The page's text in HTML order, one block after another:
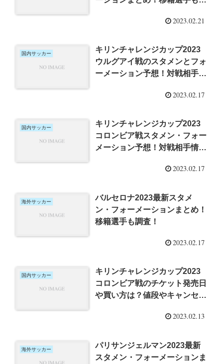
2023.02.21
国内サッカー
キリンチャレンジカップ2023
ウルグアイ戦のスタメンとフォ
ーメーション予想！対戦相手情
2023.02.17
国内サッカー
キリンチャレンジカップ2023
コロンビア戦スタメン・フォー
メーション予想！対戦相手情報
2023.02.17
海外サッカー
バルセロナ2023最新スタメ
ン・フォーメーションまとめ！
移籍選手も調査！
2023.02.17
国内サッカー
キリンチャレンジカップ2023
コロンビア戦のチケット発売日
や買い方は？値段やキャンセル
2023.02.13
海外サッカー
パリサンジェルマン2023最新
スタメン・フォーメーションま